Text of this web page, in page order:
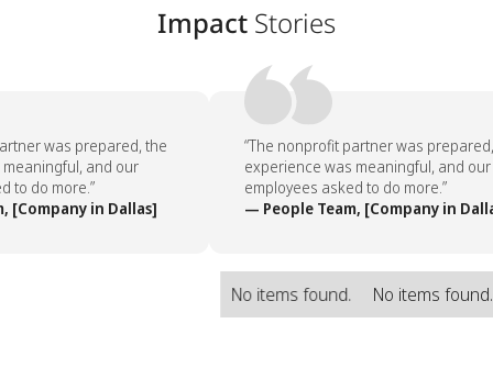
Impact Stories
was prepared, the
and our
do more.”
in Dallas]
“The nonprofit partner was prepared,
experience was meaningful, and our
employees asked to do more.”
— People Team, [Company in
No items found. No items